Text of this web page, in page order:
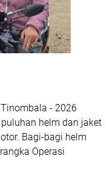
- 2026
helm dan jaket
Bagi-bagi helm
Operasi